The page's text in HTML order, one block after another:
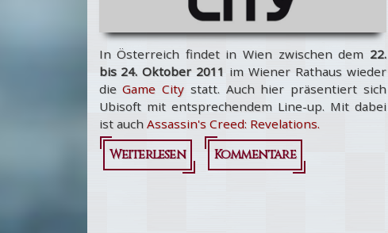
In Österreich findet in Wien zwischen dem 22.
bis 24. Oktober 2011 im Wiener Rathaus wieder
dieGame City statt. Auch hier präsentiert sich
Ubisoft mit entsprechendem Line-up. Mit dabei
ist auch Assassin's Creed: Revelations.
Weiterlesen
über
Kommentare